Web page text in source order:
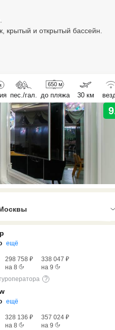
крытый и открытый бассейн.
пес./гал.
650 м
до пляжа 30 км
to open the menu,
ещё
298 758 ₽
на 8
338 047 ₽
на 9
?
ещё
328 136 ₽
на 8
357 024 ₽
на 9